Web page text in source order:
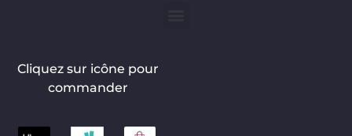
Cliquez sur icône pour
commander